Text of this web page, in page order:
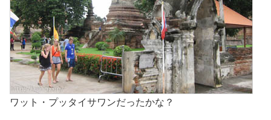
ワット・プッタイサワンだったかな？